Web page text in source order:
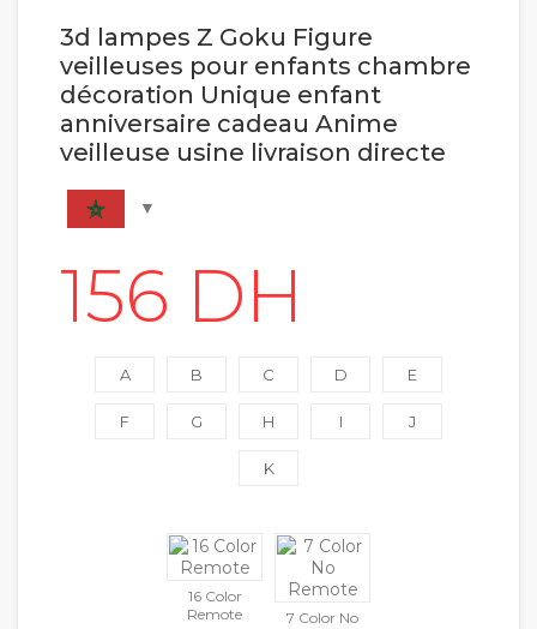
3d lampes Z Goku Figure
veilleuses pour enfants chambre
décoration Unique enfant
anniversaire cadeau Anime
veilleuse usine livraison directe
A B C D E
F G H I J
K
16 Color
Remote
7 Color No